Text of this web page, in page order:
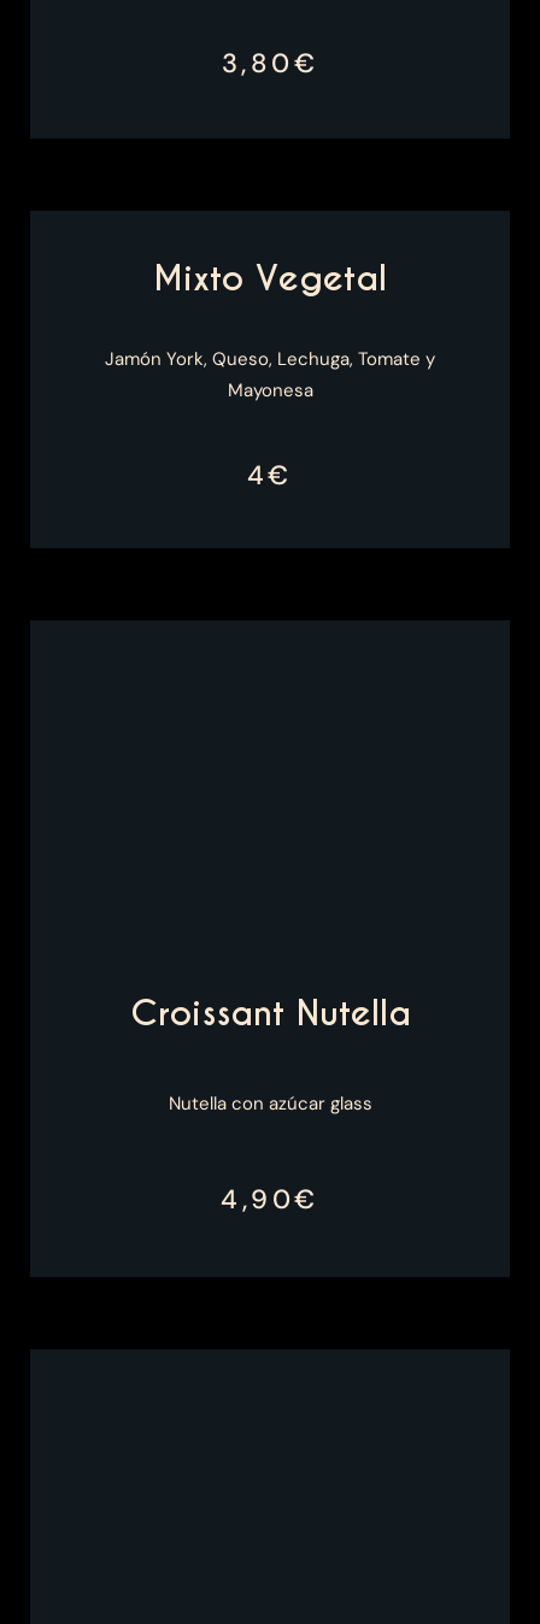
3,80€
Mixto Vegetal
Jamón York, Queso, Lechuga, Tomate y
Mayonesa
4€
Croissant Nutella
Nutella con azúcar glass
4,90€